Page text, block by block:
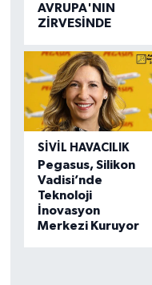
AVRUPA'NIN
ZİRVESİNDE
SIVIL HAVACILIK
Pegasus, Silikon
Vadisi’nde
Teknoloji
İnovasyon
Merkezi Kuruyor